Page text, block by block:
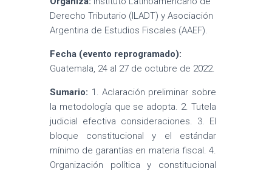
Derecho Tributario (ILADT) y Asociación
Argentina de Estudios Fiscales (AAEF).
Fecha (evento reprogramado):
Guatemala, 24 al 27 de octubre de 2022.
Sumario: 1. Aclaración preliminar sobre
la metodología que se adopta. 2. Tutela
judicial efectiva consideraciones. 3. El
bloque constitucional y el estándar
mínimo de garantías en materia fiscal. 4.
Organización política y constitucional